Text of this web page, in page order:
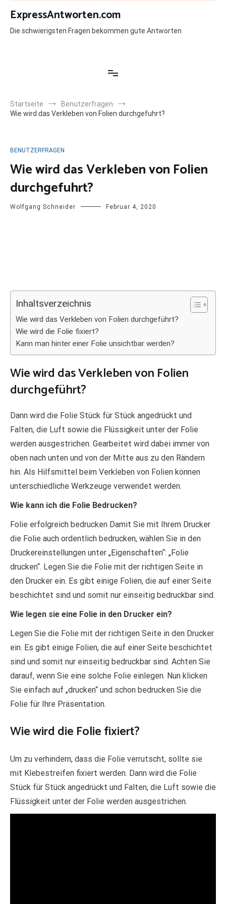
Zum
Inhalt
springen
ExpressAntworten.com
Die schwierigsten Fragen bekommen gute Antworten
Startseite
Benutzerfragen
Wie wird das Verkleben von Folien durchgefuhrt?
BENUTZERFRAGEN
Wie wird das Verkleben von Folien
durchgefuhrt?
Wolfgang Schneider Februar 4, 2020
Inhaltsverzeichnis
Wie wird das Verkleben von Folien durchgeführt?
Wie wird die Folie fixiert?
Kann man hinter einer Folie unsichtbar werden?
Wie wird das Verkleben von Folien
durchgeführt?
Dann wird die Folie Stück für Stück angedrückt und
Falten, die Luft sowie die Flüssigkeit unter der Folie
werden ausgestrichen. Gearbeitet wird dabei immer von
oben nach unten und von der Mitte aus zu den Rändern
hin. Als Hilfsmittel beim Verkleben von Folien können
unterschiedliche Werkzeuge verwendet werden.
Wie kann ich die Folie Bedrucken?
Folie erfolgreich bedrucken Damit Sie mit Ihrem Drucker
die Folie auch ordentlich bedrucken, wählen Sie in den
Druckereinstellungen unter „Eigenschaften“: „Folie
drucken“. Legen Sie die Folie mit der richtigen Seite in
den Drucker ein. Es gibt einige Folien, die auf einer Seite
beschichtet sind und somit nur einseitig bedruckbar sind.
Wie legen sie eine Folie in den Drucker ein?
Legen Sie die Folie mit der richtigen Seite in den Drucker
ein. Es gibt einige Folien, die auf einer Seite beschichtet
sind und somit nur einseitig bedruckbar sind. Achten Sie
darauf, wenn Sie eine solche Folie einlegen. Nun klicken
Sie einfach auf „drucken“ und schon bedrucken Sie die
Folie für Ihre Präsentation.
Wie wird die Folie fixiert?
Um zu verhindern, dass die Folie verrutscht, sollte sie
mit Klebestreifen fixiert werden. Dann wird die Folie
Stück für Stück angedrückt und Falten, die Luft sowie die
Flüssigkeit unter der Folie werden ausgestrichen.